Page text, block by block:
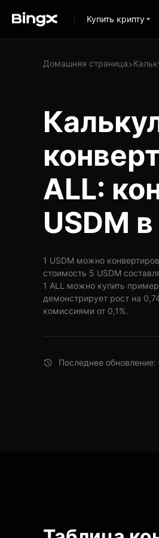
Купить крипту
Домашняя страница>
ALL:
USDM
1 USDM можно
стоимость 5 USDM
1 ALL можно купить
демонстрирует рост на
комиссиями от 0,1%.
Последнее